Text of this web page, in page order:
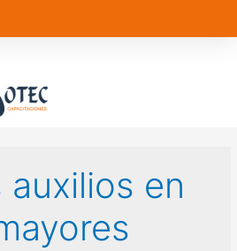
auxilios en